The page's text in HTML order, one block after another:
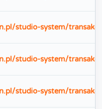
studio-system/
studio-system/
studio-system/